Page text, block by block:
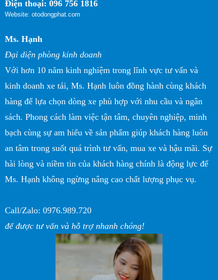
Điện thoại: 096 756 1816
Website: otodongphat.com
Ms. Hạnh
Đại diện phòng kinh doanh
Với hơn 10 năm kinh nghiệm trong lĩnh vực tư vấn và
kinh doanh xe tải, Ms. Hạnh luôn đồng hành cùng khách
hàng để lựa chọn dòng xe phù hợp với nhu cầu và ngân
sách. Phong cách làm việc tận tâm, chuyên nghiệp, minh
bạch cùng sự am hiểu về sản phẩm giúp khách hàng luôn
an tâm trong suốt quá trình tư vấn, mua xe và hậu mãi. Sự
hài lòng và niềm tin của khách hàng chính là động lực để
Ms. Hạnh không ngừng nâng cao chất lượng phục vụ.
Call/Zalo: 0976.989.720
để được tư vấn và hỗ trợ nhanh chóng!